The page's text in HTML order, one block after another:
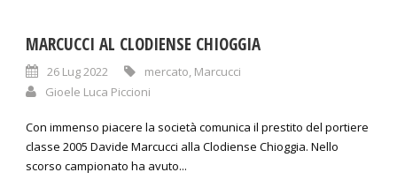
MARCUCCI AL CLODIENSE CHIOGGIA
26 Lug 2022 mercato, Marcucci
Gioele Luca Piccioni
Con immenso piacere la società comunica il prestito del portiere
classe 2005 Davide Marcucci alla Clodiense Chioggia. Nello
scorso campionato ha avuto...